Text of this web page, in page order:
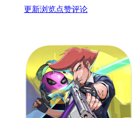
更新浏览点赞评论